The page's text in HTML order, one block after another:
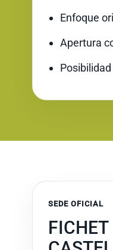
Enfoque
Apertura
SEDE OFICIAL